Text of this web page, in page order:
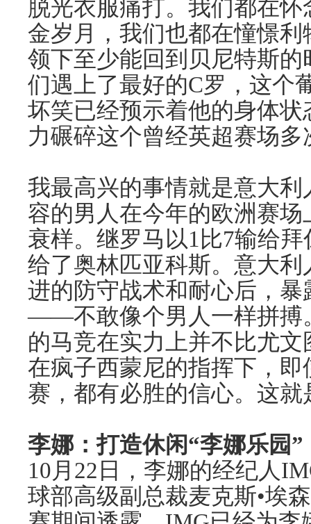
脱光衣服痛打。我们都在
金岁月，我们也都在憧憬
领下至少能回到贝尼特斯
们遇上了最好的C罗，这个
坏笑已经预示着他的身体
力碾碎这个曾经英超赛场
我最高兴的事情就是意大
容的男人在今年的欧洲赛
衰样。继罗马以1比7输给
给了奥林匹亚科斯。意大
进的防守战术和耐心后，
——不敢像个男人一样拼搏
的马竞在实力上并不比尤
在疯子西蒙尼的指挥下，
赛，都有必胜的信心。这
李娜：打造休闲“李娜乐园”
10月22日，李娜的经纪人
球部高级副总裁麦克斯•埃